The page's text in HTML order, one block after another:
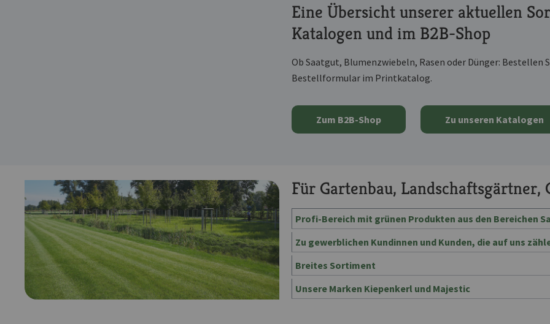
Eine Übersicht unserer aktuellen
Katalogen und im B2B-Shop
Ob Saatgut, Blumenzwiebeln, Rasen oder Dünger: Bestellen
Bestellformular im Printkatalog.
Zum B2B-Shop Zu unseren Katalogen
Für Gartenbau, Landschaftsgärtner,
Profi-Bereich mit grünen Produkten aus den Bereichen
Zu gewerblichen Kundinnen und Kunden, die auf uns
Breites Sortiment
Unsere Marken Kiepenkerl und Majestic